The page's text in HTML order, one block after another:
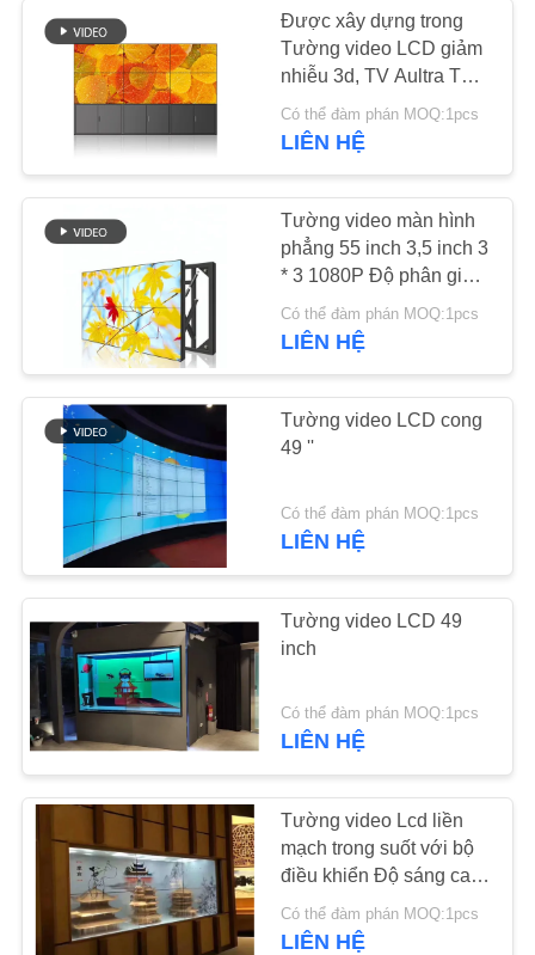
PRIVACY
POLICY
Màn hình LCD trong
suốt
41
Tường video LCD
16
Signage kỹ thuật số
tương tác
47
Bảng màn hình cảm
ứng LCD
Được xây dựng trong
Tường video LCD giảm
nhiễu 3d, TV Aultra Thin
55 inch
Có thể đàm phán MOQ:1pcs
LIÊN HỆ
Tường video màn hình
phẳng 55 inch 3,5 inch 3
* 3 1080P Độ phân giải
4k siêu mỏng
Có thể đàm phán MOQ:1pcs
LIÊN HỆ
Tường video LCD cong
49 ''
Có thể đàm phán MOQ:1pcs
LIÊN HỆ
Tường video LCD 49
inch
Có thể đàm phán MOQ:1pcs
LIÊN HỆ
Tường video Lcd liền
mạch trong suốt với bộ
điều khiển Độ sáng cao
55 inch
Có thể đàm phán MOQ:1pcs
LIÊN HỆ